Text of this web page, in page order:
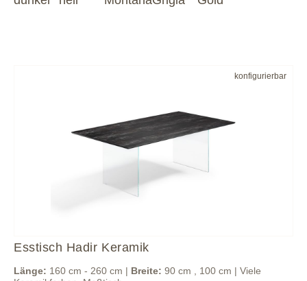
konfigurierbar
Esstisch Hadir Keramik
Länge: 160 cm - 260 cm | Breite: 90 cm , 100 cm | Viele